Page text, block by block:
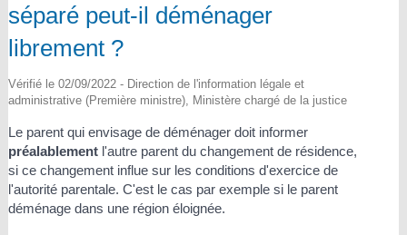
séparé peut-il déménager
librement ?
Vérifié le 02/09/2022 - Direction de l'information légale et
administrative (Première ministre), Ministère chargé de la justice
Le parent qui envisage de déménager doit informer
préalablementl'autre parent du changement de résidence,
si ce changement influe sur les conditions d'exercice de
l'autorité parentale. C'est le cas par exemple si le parent
déménage dans une région éloignée.